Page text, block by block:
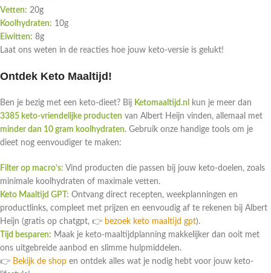
Vetten: 20g
Koolhydraten: 10g
Eiwitten: 8g
Laat ons weten in de reacties hoe jouw keto-versie is gelukt!
Ontdek Keto Maaltijd!
Ben je bezig met een keto-dieet? Bij Ketomaaltijd.nl
kun je meer dan
3385 keto-vriendelijke producten van Albert Heijn vinden, allemaal met
minder dan 10 gram koolhydraten. Gebruik onze handige tools om je
dieet nog eenvoudiger te maken:
Filter op macro’s: Vind producten die passen bij jouw keto-doelen, zoals
minimale koolhydraten of maximale vetten.
Keto Maaltijd GPT: Ontvang direct recepten, weekplanningen en
productlinks, compleet met prijzen en eenvoudig af te rekenen bij Albert
Heijn (gratis op chatgpt, 👉 bezoek keto maaltijd gpt).
Tijd besparen: Maak je keto-maaltijdplanning makkelijker dan ooit met
ons uitgebreide aanbod en slimme hulpmiddelen.
👉 Bekijk de shop en ontdek alles wat je nodig hebt voor jouw keto-